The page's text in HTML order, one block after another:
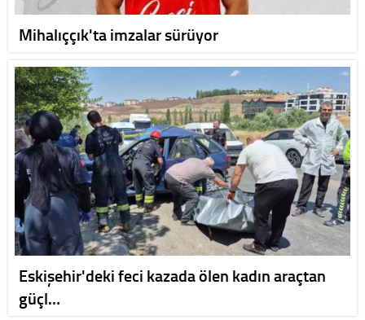
Mihalıççık'ta imzalar sürüyor
Eskişehir'deki feci kazada ölen kadın araçtan
güçl…